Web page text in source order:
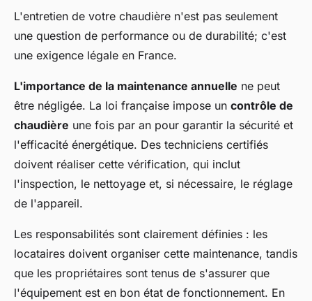
L'entretien de votre chaudière n'est pas seulement
une question de performance ou de durabilité; c'est
une exigence légale en France.
L'importance de la maintenance annuelle ne peut
être négligée. La loi française impose un contrôle de
chaudière une fois par an pour garantir la sécurité et
l'efficacité énergétique. Des techniciens certifiés
doivent réaliser cette vérification, qui inclut
l'inspection, le nettoyage et, si nécessaire, le réglage
de l'appareil.
Les responsabilités sont clairement définies : les
locataires doivent organiser cette maintenance, tandis
que les propriétaires sont tenus de s'assurer que
l'équipement est en bon état de fonctionnement. En